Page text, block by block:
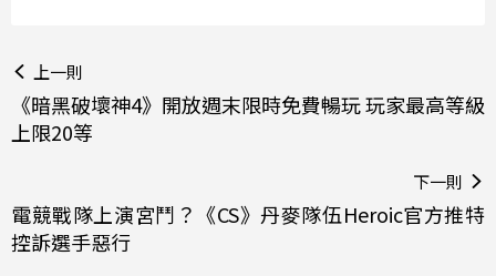
上一則
《暗黑破壞神4》開放週末限時免費暢玩 玩家最高等級
上限20等
下一則
電競戰隊上演宮鬥？《CS》丹麥隊伍Heroic官方推特
控訴選手惡行